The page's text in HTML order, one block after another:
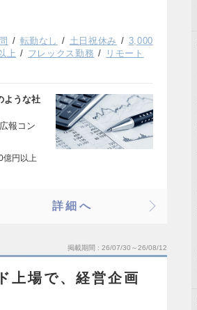
転勤なし 土日祝休み
3,000
上 フレックス勤務
リモート
ような社
報コン
億円以上
詳細へ
掲載期間 26/07/30～26/08/12
上場で、経営企画